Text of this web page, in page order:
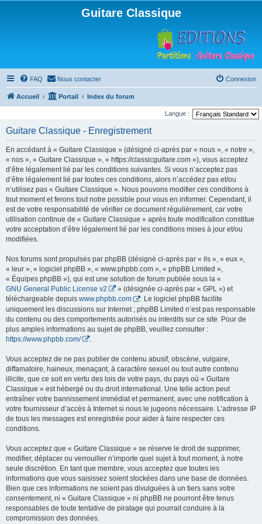
Guitare Classique
FAQ Nous contacter Connexion
Accueil Portail Index du forum
Langue :
Guitare Classique - Enregistrement
En accédant à « Guitare Classique » (désigné ci-après par « nous », « notre »,
« nos », « Guitare Classique », « https://classicguitare.com »), vous acceptez
d’être légalement lié par les conditions suivantes. Si vous n’acceptez pas
d’être légalement lié par toutes ces conditions, alors n’accédez pas et/ou
n’utilisez pas « Guitare Classique ». Nous pouvons modifier ces conditions à
tout moment et ferons tout notre possible pour vous en informer. Cependant, il
est de votre responsabilité de vérifier ce document régulièrement, car votre
utilisation continue de « Guitare Classique » après toute modification constitue
votre acceptation d’être légalement lié par les conditions mises à jour et/ou
modifiées.
Nos forums sont propulsés par phpBB (désigné ci-après par « ils », « eux »,
« leur », « logiciel phpBB », « www.phpbb.com », « phpBB Limited »,
« Équipes phpBB »), qui est une solution de forum publiée sous la «
GNU General Public License v2
» (désignée ci-après par « GPL ») et
téléchargeable depuis www.phpbb.com
. Le logiciel phpBB facilite
uniquement les discussions sur Internet ; phpBB Limited n’est pas responsable
du contenu ou des comportements autorisés ou interdits sur ce site. Pour de
plus amples informations au sujet de phpBB, veuillez consulter :
https://www.phpbb.com/
Vous acceptez de ne pas publier de contenu abusif, obscène, vulgaire,
diffamatoire, haineux, menaçant, à caractère sexuel ou tout autre contenu
illicite, que ce soit en vertu des lois de votre pays, du pays où « Guitare
Classique » est hébergé ou du droit international. Une telle action peut
entraîner votre bannissement immédiat et permanent, avec une notification à
votre fournisseur d’accès à Internet si nous le jugeons nécessaire. L’adresse IP
de tous les messages est enregistrée pour aider à faire respecter ces
conditions.
Vous acceptez que « Guitare Classique » se réserve le droit de supprimer,
modifier, déplacer ou verrouiller n’importe quel sujet à tout moment, à notre
seule discrétion. En tant que membre, vous acceptez que toutes les
informations que vous saisissez soient stockées dans une base de données.
Bien que ces informations ne soient pas divulguées à un tiers sans votre
consentement, ni « Guitare Classique » ni phpBB ne pourront être tenus
responsables de toute tentative de piratage qui pourrait conduire à la
compromission des données.